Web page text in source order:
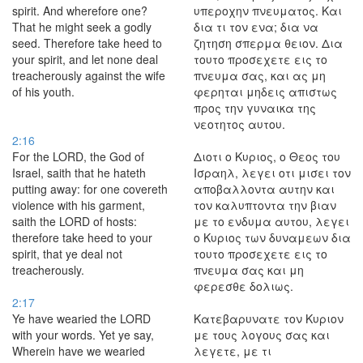
spirit. And wherefore one?
That he might seek a godly
seed. Therefore take heed to
your spirit, and let none deal
treacherously against the wife
of his youth.
υπεροχην πνευματος. Και
δια τι τον ενα; δια να
ζητηση σπερμα θειον. Δια
τουτο προσεχετε εις το
πνευμα σας, και ας μη
φερηται μηδεις απιστως
προς την γυναικα της
νεοτητος αυτου.
2:16
For the LORD, the God of
Israel, saith that he hateth
putting away: for one covereth
violence with his garment,
saith the LORD of hosts:
therefore take heed to your
spirit, that ye deal not
treacherously.
Διοτι ο Κυριος, ο Θεος του
Ισραηλ, λεγει οτι μισει τον
αποβαλλοντα αυτην και
τον καλυπτοντα την βιαν
με το ενδυμα αυτου, λεγει
ο Κυριος των δυναμεων δια
τουτο προσεχετε εις το
πνευμα σας και μη
φερεσθε δολιως.
2:17
Ye have wearied the LORD
with your words. Yet ye say,
Wherein have we wearied
Κατεβαρυνατε τον Κυριον
με τους λογους σας και
λεγετε, με τι